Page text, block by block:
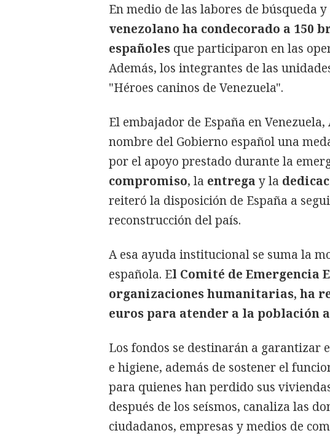
En medio de las labores de búsqueda
venezolano ha condecorado a 150
españoles que participaron en las
Además, los integrantes de las
"Héroes caninos de Venezuela".
El embajador de España en
nombre del Gobierno español una
por el apoyo prestado durante la
compromiso, la entrega y la
reiteró la disposición de España a
reconstrucción del país.
A esa ayuda institucional se suma la
española. El Comité de Emergencia
organizaciones humanitarias, ha
euros para atender a la población
Los fondos se destinarán a garantizar
e higiene, además de sostener el
para quienes han perdido sus
después de los seísmos, canaliza las
ciudadanos, empresas y medios de